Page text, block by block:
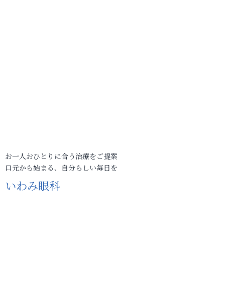
お一人おひとりに合う治療をご提案
口元から始まる、自分らしい毎日を
いわみ眼科